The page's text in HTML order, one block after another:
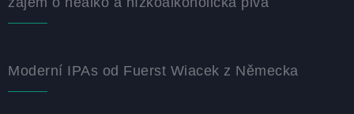
Moderní IPAs od Fuerst Wiacek z Německa